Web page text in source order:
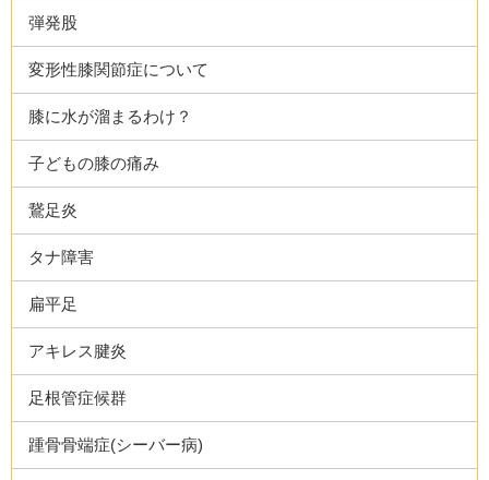
弾発股
変形性膝関節症について
膝に水が溜まるわけ？
子どもの膝の痛み
鵞足炎
タナ障害
扁平足
アキレス腱炎
足根管症候群
踵骨骨端症(シーバー病)